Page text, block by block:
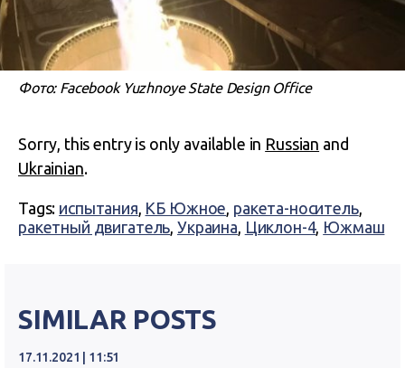
Фото: Facebook Yuzhnoye State Design Office
Sorry, this entry is only available in Russian and
Ukrainian.
Tags: испытания, КБ Южное, ракета-носитель,
ракетный двигатель,Украина, Циклон-4, Южмаш
SIMILAR POSTS
17.11.2021 | 11:51